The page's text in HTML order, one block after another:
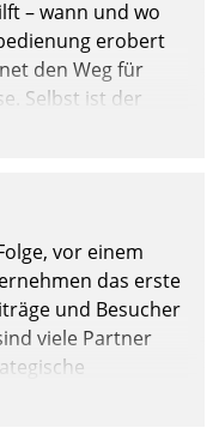
– wann und wo
erobert
den Weg für
Selbst ist der
vor einem
das erste
und Besucher
viele Partner